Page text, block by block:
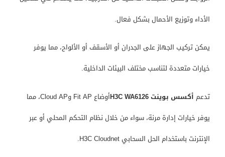
الأداء وتوزيع الأحمال بشكل فعال.
يمكن تركيب الجهاز على الجدران أو الأسقف أو الألواح، مما يوفر
خيارات متعددة لتناسب مختلف البيئات الداخلية.
تدعم أكسس بوينت H3C WA6126
أوضاع Fit AP وCloud AP، مما
يوفر خيارات إدارة مرنة، سواء من خلال نظام التحكم المحلي أو عبر
الإنترنت باستخدام الحل السحابي H3C Cloudnet.